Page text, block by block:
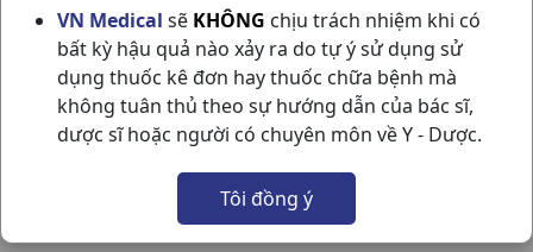
VN Medical sẽ KHÔNG chịu trách nhiệm khi có
bất kỳ hậu quả nào xảy ra do tự ý sử dụng sử
dụng thuốc kê đơn hay thuốc chữa bệnh mà
không tuân thủ theo sự hướng dẫn của bác sĩ,
dược sĩ hoặc người có chuyên môn về Y - Dược.
Tôi đồng ý
LERCASTAD 10 H60V STELLAPHARM
NSX:Stellapharm
Nhóm hàng:Tim Mạch - Lợi Tiểu- Nội Tiết,
Chia sẻ qua mạng xã hội: